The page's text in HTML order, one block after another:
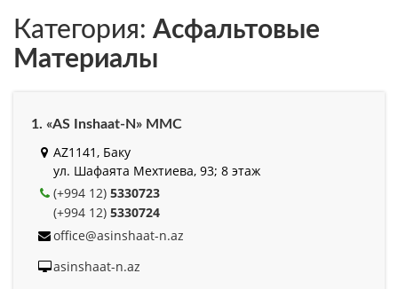
Категория: Асфальтовые
Материалы
1. «AS Inshaat-N» MMC
AZ1141, Баку
ул. Шафаята Мехтиева, 93; 8 этаж
(+994 12) 5330723
(+994 12) 5330724
office@asinshaat-n.az
asinshaat-n.az